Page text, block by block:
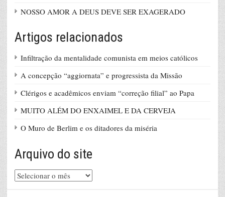
NOSSO AMOR A DEUS DEVE SER EXAGERADO
Artigos relacionados
Infiltração da mentalidade comunista em meios católicos
A concepção “aggiornata” e progressista da Missão
Clérigos e acadêmicos enviam “correção filial” ao Papa
MUITO ALÉM DO ENXAIMEL E DA CERVEJA
O Muro de Berlim e os ditadores da miséria
Arquivo do site
Arquivo
do